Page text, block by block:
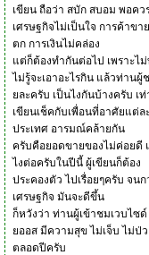
เขียน ถือว่า สบัก สบอม พอคว
เศรษฐกิจไม่เป็นใจ การค้าขา
ตก การเงินไม่คล่อง
แต่ก็ต้องทำกันต่อไป เพราะไ
ไม่รู้จะเอาอะไรกิน แล้วท่านผู้
ยละครับ เป็นไงกันบ้างครับ เท่
เขียนเช็คกับเพื่อนที่อาศัยแต่ล
ประเทศ อารมณ์คล้ายกัน
ครับคือยอดขายของไม่ค่อยดี
ไงต่อครับในปีนี้ ผู้เขียนก็ต้อง
ประคองตัว ไปเรื่อยๆครับ จนก
เศรษฐกิจ มันจะดีขึ้น
ก็หวังว่า ท่านผู้เข้าชมเวบไซด์
ยออส มีความสุข ไม่เจ็บ ไม่ป่ว
ตลอดปีครับ